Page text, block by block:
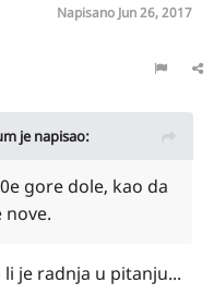
Napisano Jun 26, 2017
je napisao:
gore dole, kao da
nove.
je radnja u pitanju...